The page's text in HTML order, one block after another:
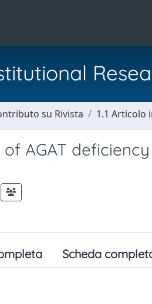
su Rivista 1.1 Articolo
AGAT
Scheda